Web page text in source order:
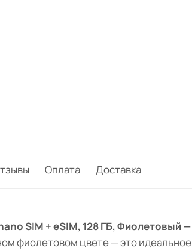
Оплата Доставка
SIM + eSIM, 128 ГБ, Фиолетовый
фиолетовом цвете — это